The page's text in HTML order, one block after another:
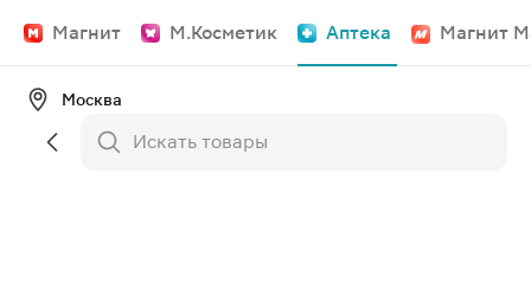
Магнит М.Косметик Аптека Магнит
Москва